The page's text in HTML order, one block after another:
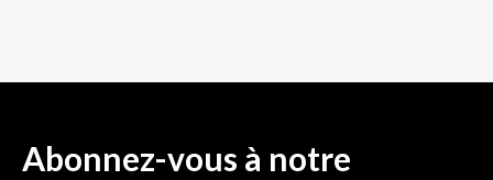
Abonnez-vous à notre